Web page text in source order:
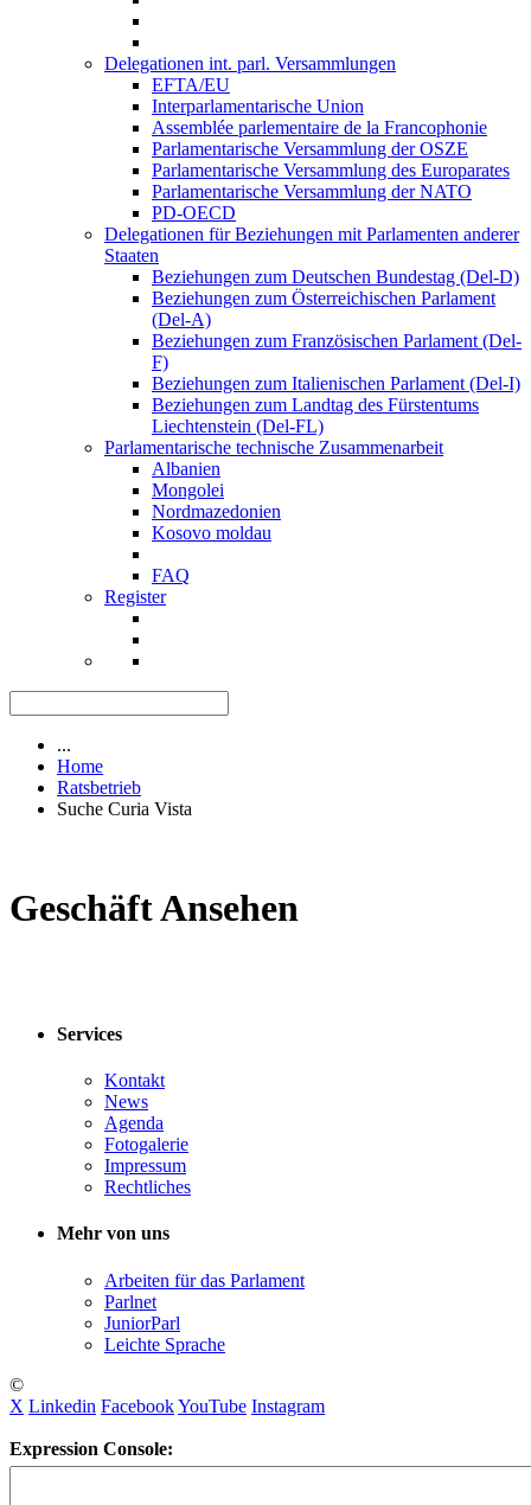
Delegationen int. parl. Versammlungen
EFTA/EU
Interparlamentarische Union
Assemblée parlementaire de la Francophonie
Parlamentarische Versammlung der OSZE
Parlamentarische Versammlung des Europarates
Parlamentarische Versammlung der NATO
PD-OECD
Delegationen für Beziehungen mit Parlamenten anderer
Staaten
Beziehungen zum Deutschen Bundestag (Del-D)
Beziehungen zum Österreichischen Parlament
(Del-A)
Beziehungen zum Französischen Parlament (Del-
F)
Beziehungen zum Italienischen Parlament (Del-I)
Beziehungen zum Landtag des Fürstentums
Liechtenstein (Del-FL)
Parlamentarische technische Zusammenarbeit
Albanien
Mongolei
Nordmazedonien
Kosovo moldau
FAQ
Register
...
Home
Ratsbetrieb
Suche Curia Vista
Geschäft Ansehen
Services
Kontakt
News
Agenda
Fotogalerie
Impressum
Rechtliches
Mehr von uns
Arbeiten für das Parlament
Parlnet
JuniorParl
Leichte Sprache
©
X Linkedin FacebookYouTube Instagram
Expression Console: